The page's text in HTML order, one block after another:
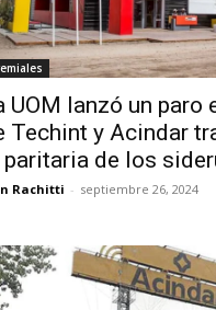
UOM lanzó un paro
Techint y Acindar
paritaria de los
Rachitti - septiembre 26, 2024